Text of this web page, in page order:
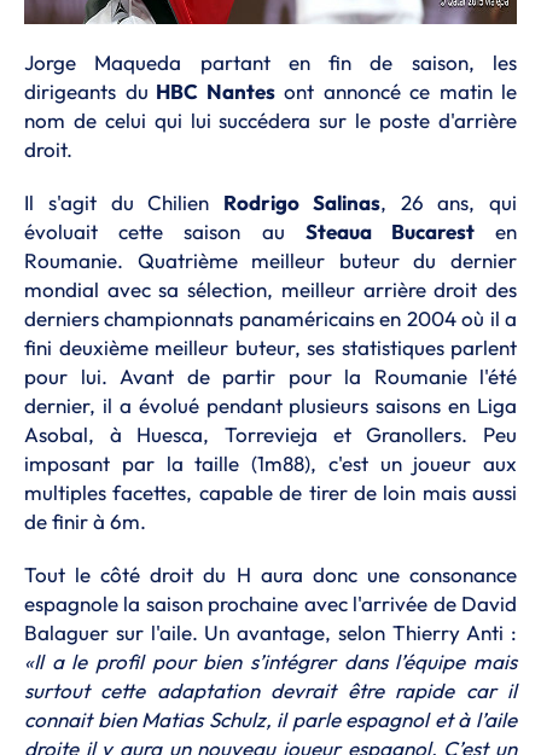
Jorge Maqueda partant en fin de saison, les
dirigeants du HBC Nantesont annoncé ce matin le
nom de celui qui lui succédera sur le poste d'arrière
droit.
Il s'agit du Chilien Rodrigo Salinas, 26 ans, qui
évoluait cette saison au Steaua Bucaresten
Roumanie. Quatrième meilleur buteur du dernier
mondial avec sa sélection, meilleur arrière droit des
derniers championnats panaméricains en 2004 où il a
fini deuxième meilleur buteur, ses statistiques parlent
pour lui. Avant de partir pour la Roumanie l'été
dernier, il a évolué pendant plusieurs saisons en Liga
Asobal, à Huesca, Torrevieja et Granollers. Peu
imposant par la taille (1m88), c'est un joueur aux
multiples facettes, capable de tirer de loin mais aussi
de finir à 6m.
Tout le côté droit du H aura donc une consonance
espagnole la saison prochaine avec l'arrivée de David
Balaguer sur l'aile. Un avantage, selon Thierry Anti :
«Il a le profil pour bien s’intégrer dans l’équipe mais
surtout cette adaptation devrait être rapide car il
connait bien Matias Schulz, il parle espagnol et à l’aile
droite il y aura un nouveau joueur espagnol. C’est un